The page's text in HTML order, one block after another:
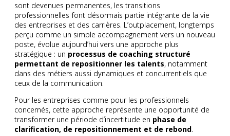
sont devenues permanentes, les transitions
professionnelles font désormais partie intégrante de la vie
des entreprises et des carrières. L’outplacement, longtemps
perçu comme un simple accompagnement vers un nouveau
poste, évolue aujourd’hui vers une approche plus
stratégique : un processus de coaching structuré
permettant de repositionner les talents, notamment
dans des métiers aussi dynamiques et concurrentiels que
ceux de la communication.
Pour les entreprises comme pour les professionnels
concernés, cette approche représente une opportunité de
transformer une période d’incertitude en phase de
clarification, de repositionnement et de rebond.